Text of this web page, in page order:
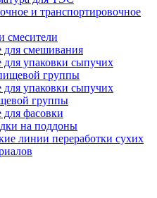
и транспортировочное
смесители
для смешивания
для упаковки сыпучих
группы
для упаковки сыпучих
группы
фасовки
на поддоны
линии переработки сухих